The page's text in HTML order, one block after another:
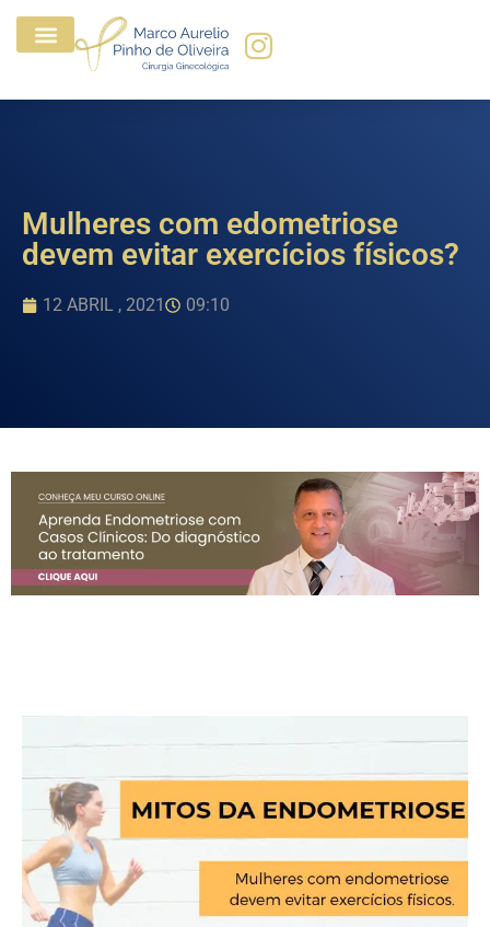
Mulheres com edometriose
devem evitar exercícios físicos?
12 ABRIL , 2021 09:10